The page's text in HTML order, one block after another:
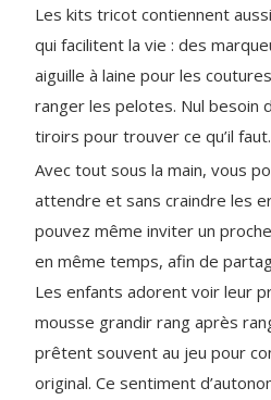
Les kits tricot contiennent
qui facilitent la vie : des
aiguille à laine pour les
ranger les pelotes. Nul besoin
tiroirs pour trouver ce qu’il faut.
Avec tout sous la main, vous
attendre et sans craindre les
pouvez même inviter un
en même temps, afin de
Les enfants adorent voir leur
mousse grandir rang après
prêtent souvent au jeu pour
original. Ce sentiment